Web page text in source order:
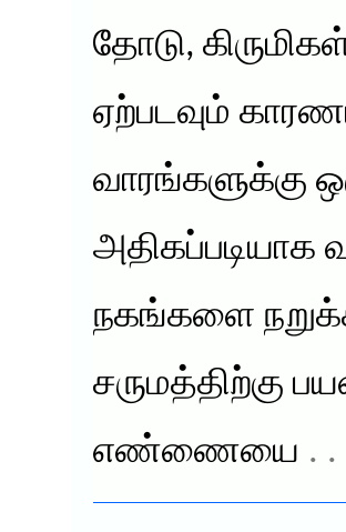
தோடு,
ஏற்படவும்
வாரங்களுக்கு
அதிகப்படியாக
நகங்களை
சருமத்திற்கு
எண்ணையை .